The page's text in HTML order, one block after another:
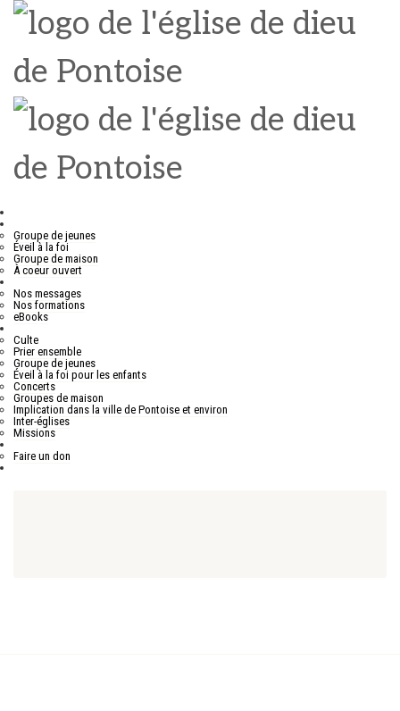
Groupe de jeunes
Éveil à la foi
Groupe de maison
À coeur ouvert
Nos messages
Nos formations
eBooks
Culte
Prier ensemble
Groupe de jeunes
Éveil à la foi pour les enfants
Concerts
Groupes de maison
Implication dans la ville de Pontoise et environ
Inter-églises
Missions
Faire un don